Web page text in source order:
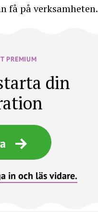
få på verksamheten.
PREMIUM
din
in och läs vidare.